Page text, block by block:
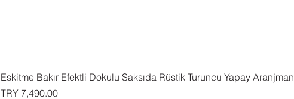
Eskitme Bakır Efektli Dokulu Saksıda Rüstik Turuncu Yapay Aranjman
السعر